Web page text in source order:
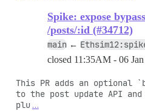
Spike: expose
/posts/:id (#34712)
main ←
closed 11:35AM - 06
This PR adds an optional
to the post update API and
plu …